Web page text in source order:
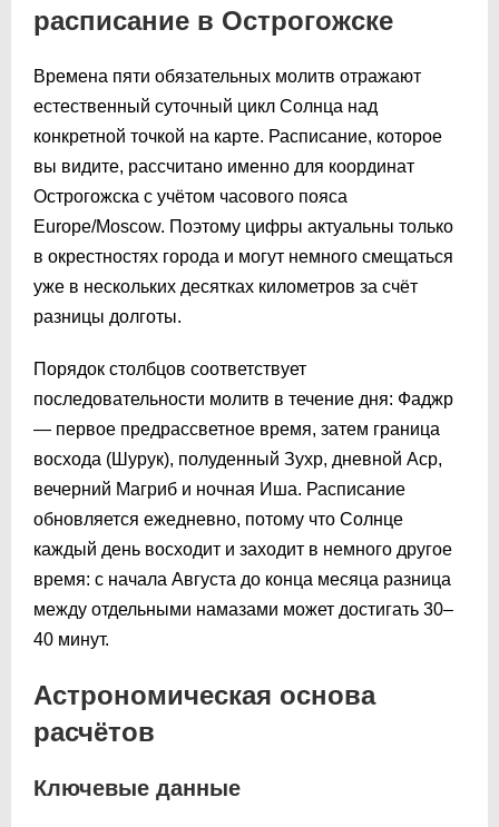
расписание в Острогожске
Времена пяти обязательных молитв отражают
естественный суточный цикл Солнца над
конкретной точкой на карте. Расписание, которое
вы видите, рассчитано именно для координат
Острогожска с учётом часового пояса
Europe/Moscow. Поэтому цифры актуальны только
в окрестностях города и могут немного смещаться
уже в нескольких десятках километров за счёт
разницы долготы.
Порядок столбцов соответствует
последовательности молитв в течение дня: Фаджр
— первое предрассветное время, затем граница
восхода (Шурук), полуденный Зухр, дневной Аср,
вечерний Магриб и ночная Иша. Расписание
обновляется ежедневно, потому что Солнце
каждый день восходит и заходит в немного другое
время: с начала Августа до конца месяца разница
между отдельными намазами может достигать 30–
40 минут.
Астрономическая основа
расчётов
Ключевые данные